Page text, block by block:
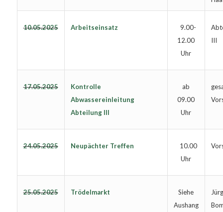
10.05.2025 Arbeitseinsatz
9.00-
12.00
Uhr
III
17.05.2025
Kontrolle
Abwassereinleitung
Abteilung III
ab
09.00
Uhr
24.05.2025 Neupächter Treffen
10.00
Uhr
25.05.2025 Trödelmarkt
Siehe
Aushang